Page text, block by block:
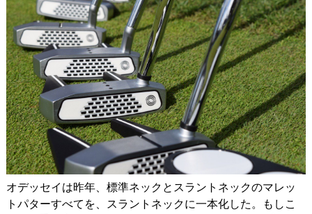
オデッセイは昨年、標準ネックとスラントネックのマレッ
トパターすべてを、スラントネックに一本化した。もしこ